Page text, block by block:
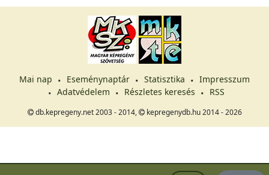
Mai nap Eseménynaptár Statisztika
Impresszum
Adatvédelem
Részletes keresés RSS
db.kepregeny.net 2003 - 2014, kepregenydb.hu 2014 - 2026